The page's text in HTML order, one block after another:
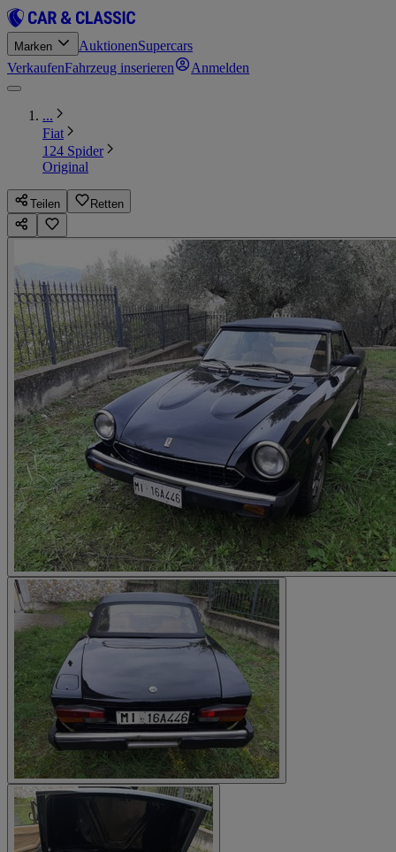
Marken AuktionenSupercars
VerkaufenFahrzeug inserieren Anmelden
...
Fiat
124 Spider
Original
Teilen Retten